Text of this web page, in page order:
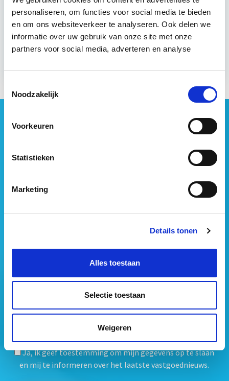
personaliseren, om functies voor social media te bieden
en om ons websiteverkeer te analyseren. Ook delen we
informatie over uw gebruik van onze site met onze
partners voor social media, adverteren en analyse
Noodzakelijk
Voorkeuren
Statistieken
Marketing
Details tonen
Alles toestaan
Selectie toestaan
Weigeren
do 10 sep 2026 - Utrecht of Online
Meer informatie
Wij vatten het laatste vastgoednieuws uit diverse
media voor je samen en signaleren de belangrijkste
vastgoedtrends. Schrijf je in voor onze gratis
Ja, ik geef toestemming om mijn gegevens op te slaan
en mij te informeren over het laatste vastgoednieuws.